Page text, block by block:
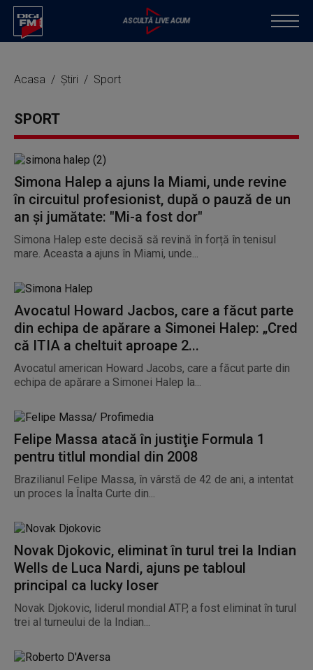
Acasa Știri Sport
SPORT
Simona Halep a ajuns la Miami, unde revine
în circuitul profesionist, după o pauză de un
an și jumătate: "Mi-a fost dor"
Simona Halep este decisă să revină în forță în tenisul
mare. Aceasta a ajuns în Miami, unde...
Avocatul Howard Jacbos, care a făcut parte
din echipa de apărare a Simonei Halep: „Cred
că ITIA a cheltuit aproape 2...
Avocatul american Howard Jacobs, care a făcut parte din
echipa de apărare a Simonei Halep la...
Felipe Massa atacă în justiţie Formula 1
pentru titlul mondial din 2008
Brazilianul Felipe Massa, în vârstă de 42 de ani, a intentat
un proces la Înalta Curte din...
Novak Djokovic, eliminat în turul trei la Indian
Wells de Luca Nardi, ajuns pe tabloul
principal ca lucky loser
Novak Djokovic, liderul mondial ATP, a fost eliminat în turul
trei al turneului de la Indian...